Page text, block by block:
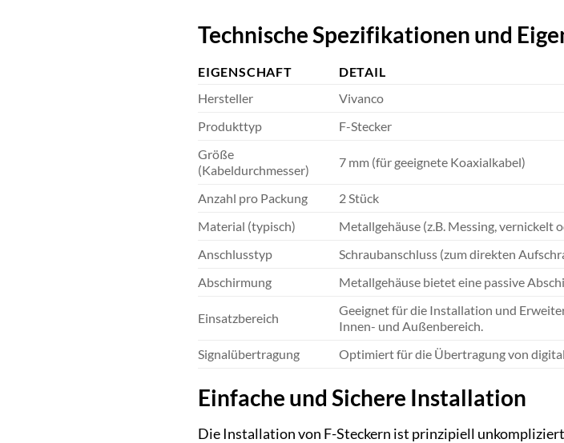
Technische Spezifikationen und
EIGENSCHAFT
DETAIL
Hersteller
Vivanco
Produkttyp
F-Stecker
Größe
(Kabeldurchmesser)
7 mm (für geeignete Koaxialkabel)
Anzahl pro Packung
2 Stück
Material (typisch)
Metallgehäuse (z.B. Messing,
Anschlusstyp
Schraubanschluss (zum direkten
Abschirmung
Metallgehäuse bietet eine passive
Einsatzbereich
Geeignet für die Installation und
Innen- und Außenbereich.
Signalübertragung
Optimiert für die Übertragung von
Einfache und Sichere Installation
Die Installation von F-Steckern ist prinzipiell